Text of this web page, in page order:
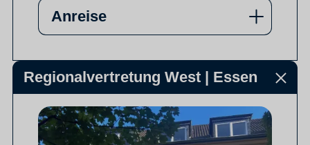
Anreise
Regionalvertretung West | Essen